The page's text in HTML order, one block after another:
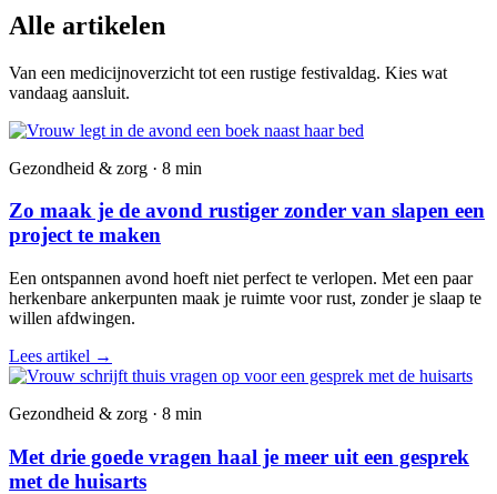
Alle artikelen
Van een medicijnoverzicht tot een rustige festivaldag. Kies wat
vandaag aansluit.
Gezondheid & zorg · 8 min
Zo maak je de avond rustiger zonder van slapen een
project te maken
Een ontspannen avond hoeft niet perfect te verlopen. Met een paar
herkenbare ankerpunten maak je ruimte voor rust, zonder je slaap te
willen afdwingen.
Lees artikel →
Gezondheid & zorg · 8 min
Met drie goede vragen haal je meer uit een gesprek
met de huisarts